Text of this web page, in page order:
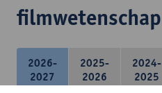
filmwetenschap
2026-
2027
2025-
2026
2024-
2025